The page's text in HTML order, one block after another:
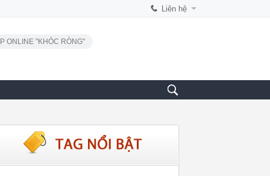
Liên hệ
ONLINE "KHÓC RÒNG"